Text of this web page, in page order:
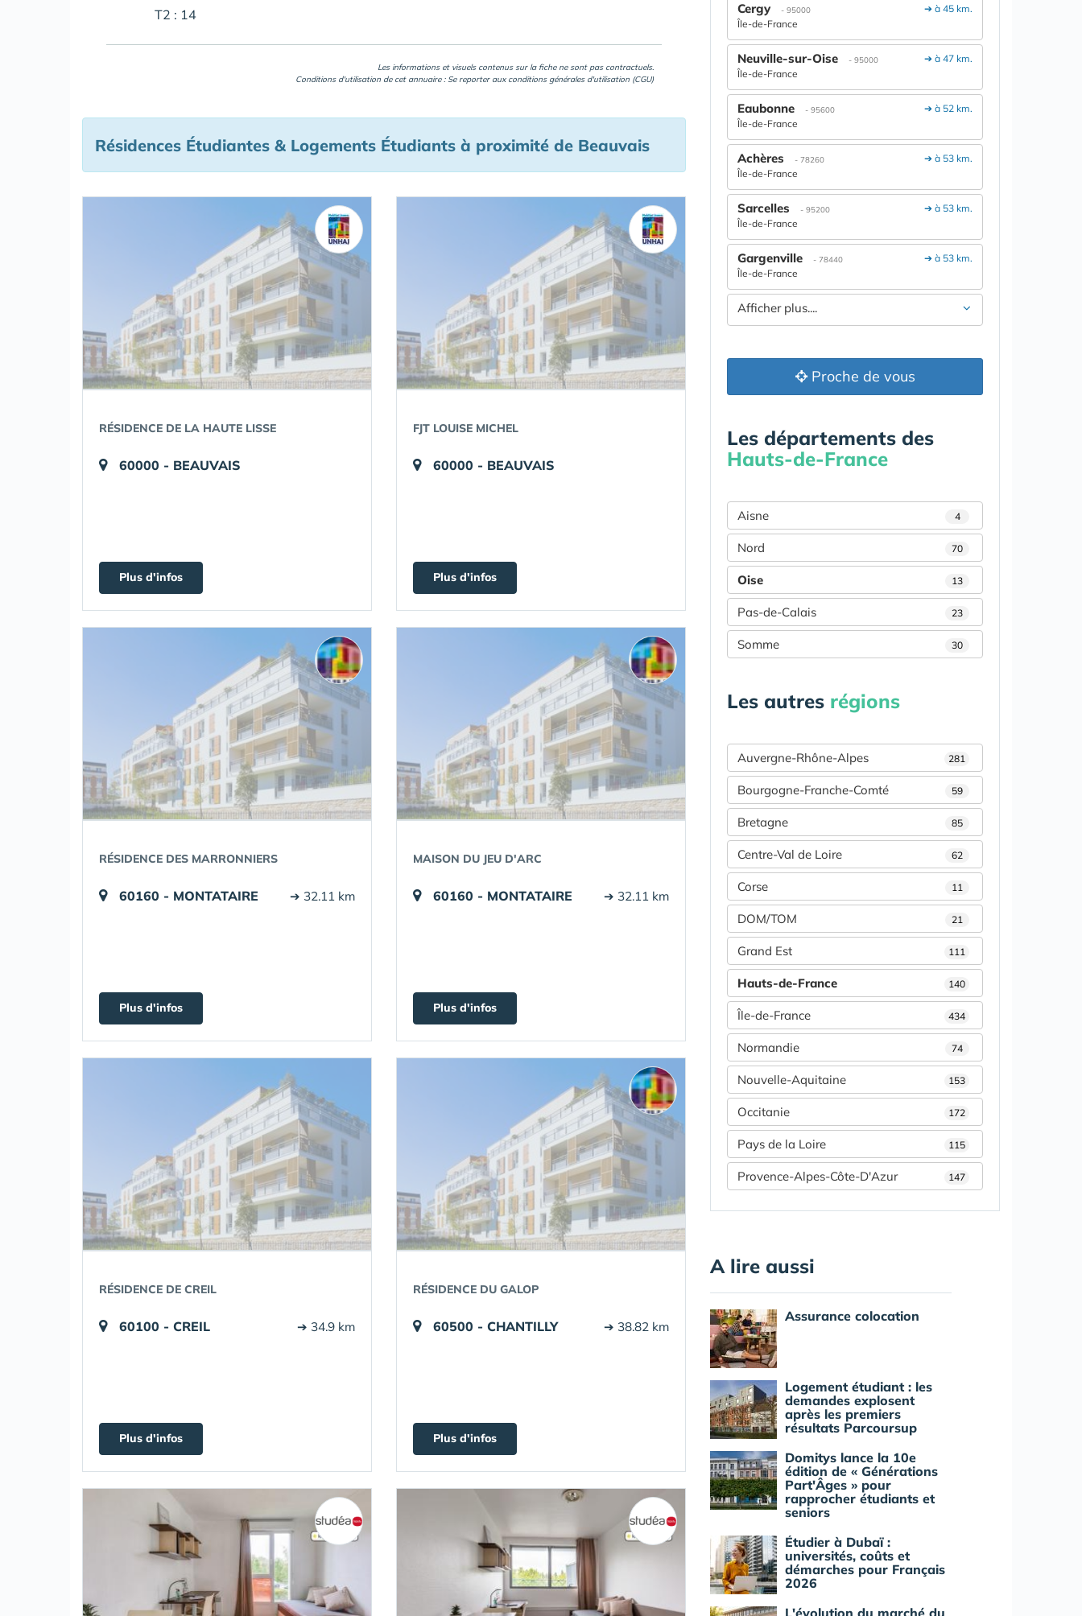
T2 : 14
Les informations et visuels contenus sur la fiche ne sont pas contractuels.
Conditions d'utilisation de cet annuaire : Se reporter aux conditions générales d'utilisation (CGU)
Résidences Étudiantes & Logements Étudiants à proximité de Beauvais
RÉSIDENCE DE LA HAUTE LISSE
60000 - BEAUVAIS
Plus d'infos
FJT LOUISE MICHEL
60000 - BEAUVAIS
Plus d'infos
RÉSIDENCE DES MARRONNIERS
60160 - MONTATAIRE ➔ 32.11 km
Plus d'infos
MAISON DU JEU D'ARC
60160 - MONTATAIRE ➔ 32.11 km
Plus d'infos
RÉSIDENCE DE CREIL
60100 - CREIL ➔ 34.9 km
Plus d'infos
RÉSIDENCE DU GALOP
60500 - CHANTILLY ➔ 38.82 km
Plus d'infos
➔ à 45 km.
Cergy - 95000
Île-de-France
➔ à 47 km.
Neuville-sur-Oise - 95000
Île-de-France
➔ à 52 km.
Eaubonne - 95600
Île-de-France
➔ à 53 km.
Achères - 78260
Île-de-France
➔ à 53 km.
Sarcelles - 95200
Île-de-France
➔ à 53 km.
Gargenville - 78440
Île-de-France
Afficher plus....
Proche de vous
Les départements des
Hauts-de-France
Aisne 4
Nord 70
Oise 13
Pas-de-Calais 23
Somme 30
Les autres régions
Auvergne-Rhône-Alpes 281
Bourgogne-Franche-Comté 59
Bretagne 85
Centre-Val de Loire 62
Corse 11
DOM/TOM 21
Grand Est 111
Hauts-de-France 140
Île-de-France 434
Normandie 74
Nouvelle-Aquitaine 153
Occitanie 172
Pays de la Loire 115
Provence-Alpes-Côte-D'Azur 147
A lire aussi
Assurance colocation
Logement étudiant : les
demandes explosent
après les premiers
résultats Parcoursup
Domitys lance la 10e
édition de « Générations
Part'Âges » pour
rapprocher étudiants et
seniors
Étudier à Dubaï :
universités, coûts et
démarches pour Français
2026
L'évolution du marché du